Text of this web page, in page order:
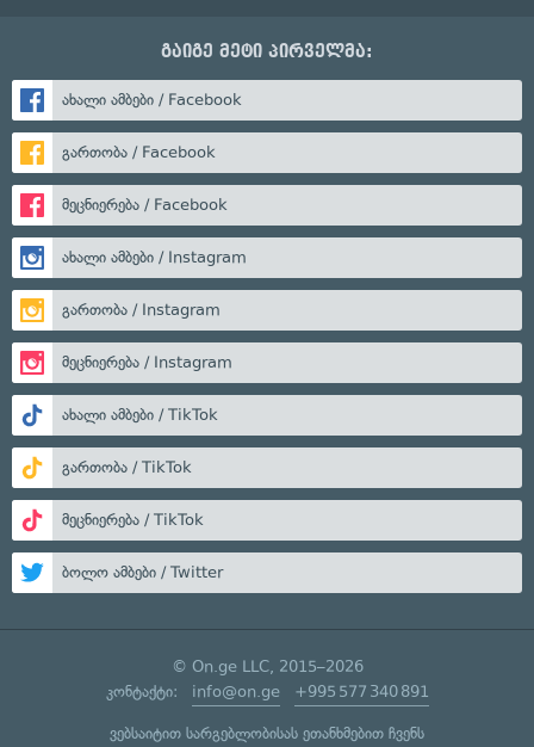
გაიგე მეტი პირველმა:
ახალი ამბები / Facebook
გართობა / Facebook
მეცნიერება / Facebook
ახალი ამბები / Instagram
გართობა / Instagram
მეცნიერება / Instagram
ახალი ამბები / TikTok
გართობა / TikTok
მეცნიერება / TikTok
ბოლო ამბები / Twitter
© On.ge LLC, 2015–2026
კონტაქტი: info@on.ge +995 577 340 891
ვებსაიტით სარგებლობისას ეთანხმებით ჩვენს